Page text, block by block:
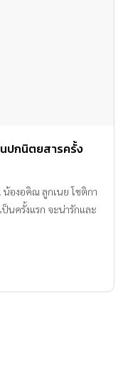
ปกนิตยสารครั้ง
องอคิณ ลูกเนย โชติกา
นครั้งแรก จะน่ารักและ